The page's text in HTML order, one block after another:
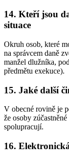
14. Kteří jsou
situace
Okruh osob, které
na správcem daně
manžel dlužníka,
předmětu exekuce).
15. Jaké další
V obecné rovině je
že osoby
spolupracují.
16.